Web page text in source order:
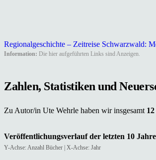
Regionalgeschichte – Zeitreise Schwarzwald:
Information: Die hier aufgeführten Links sind Anzeigen.
Zahlen, Statistiken und
Zu Autor/in Ute Wehrle haben wir insgesamt
Veröffentlichungsverlauf der letzten 10
Y-Achse: Anzahl Bücher | X-Achse: Jahr